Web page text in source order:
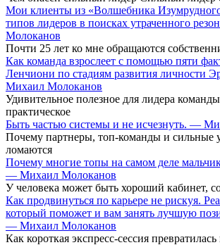
Мои клиенты из «Волшебника
типов лидеров в поисках утраченного
Молоканов
Почти 25 лет ко мне обращаются
Как команда взрослеет с помощью пяти
Ленчиони по стадиям развития личности
Михаил Молоканов
Удивительное полезное для лидера
практическое
Быть частью системы и не исчезнуть. —
Почему партнеры, топ-команды и сильные
ломаются
Почему многие топы на самом деле
— Михаил Молоканов
У человека может быть хороший кабинет,
Как продвинуться по карьере не рискуя.
который поможет и вам занять лучшую
— Михаил Молоканов
Как короткая экспресс-сессия